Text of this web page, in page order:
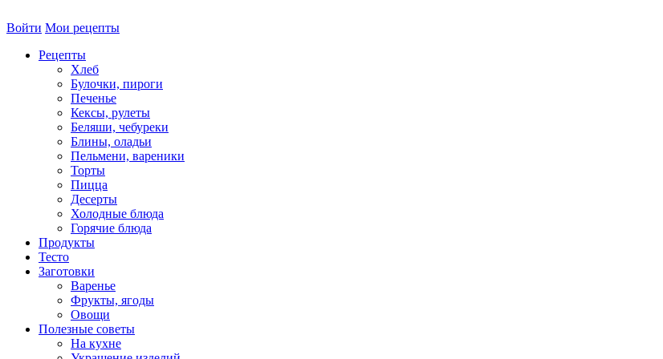
Войти Мои рецепты
Рецепты
Хлеб
Булочки, пироги
Печенье
Кексы, рулеты
Беляши, чебуреки
Блины, оладьи
Пельмени, вареники
Торты
Пицца
Десерты
Холодные блюда
Горячие блюда
Продукты
Тесто
Заготовки
Варенье
Фрукты, ягоды
Овощи
Полезные советы
На кухне